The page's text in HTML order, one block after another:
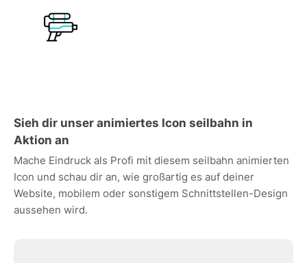
Sieh dir unser animiertes Icon seilbahn in
Aktion an
Mache Eindruck als Profi mit diesem seilbahn animierten
Icon und schau dir an, wie großartig es auf deiner
Website, mobilem oder sonstigem Schnittstellen-Design
aussehen wird.